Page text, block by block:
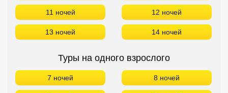
11 ночей 12 ночей
13 ночей 14 ночей
Туры на одного взрослого
7 ночей 8 ночей
Экскурсионные туры
VIP отели 5 звезд
ТОП 10 недорогих отелей
5*